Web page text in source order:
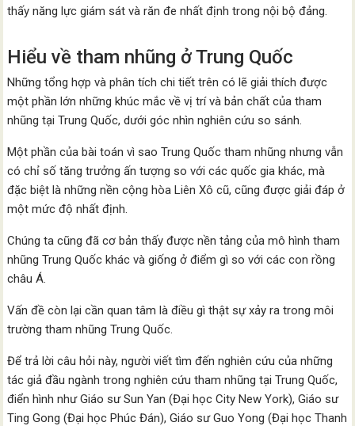
thấy năng lực giám sát và răn đe nhất định trong nội bộ đảng.
Hiểu về tham nhũng ở Trung Quốc
Những tổng hợp và phân tích chi tiết trên có lẽ giải thích được
một phần lớn những khúc mắc về vị trí và bản chất của tham
nhũng tại Trung Quốc, dưới góc nhìn nghiên cứu so sánh.
Một phần của bài toán vì sao Trung Quốc tham nhũng nhưng vẫn
có chỉ số tăng trưởng ấn tượng so với các quốc gia khác, mà
đặc biệt là những nền cộng hòa Liên Xô cũ, cũng được giải đáp ở
một mức độ nhất định.
Chúng ta cũng đã cơ bản thấy được nền tảng của mô hình tham
nhũng Trung Quốc khác và giống ở điểm gì so với các con rồng
châu Á.
Vấn đề còn lại cần quan tâm là điều gì thật sự xảy ra trong môi
trường tham nhũng Trung Quốc.
Để trả lời câu hỏi này, người viết tìm đến nghiên cứu của những
tác giả đầu ngành trong nghiên cứu tham nhũng tại Trung Quốc,
điển hình như Giáo sư Sun Yan (Đại học City New York), Giáo sư
Ting Gong (Đại học Phúc Đán), Giáo sư Guo Yong (Đại học Thanh